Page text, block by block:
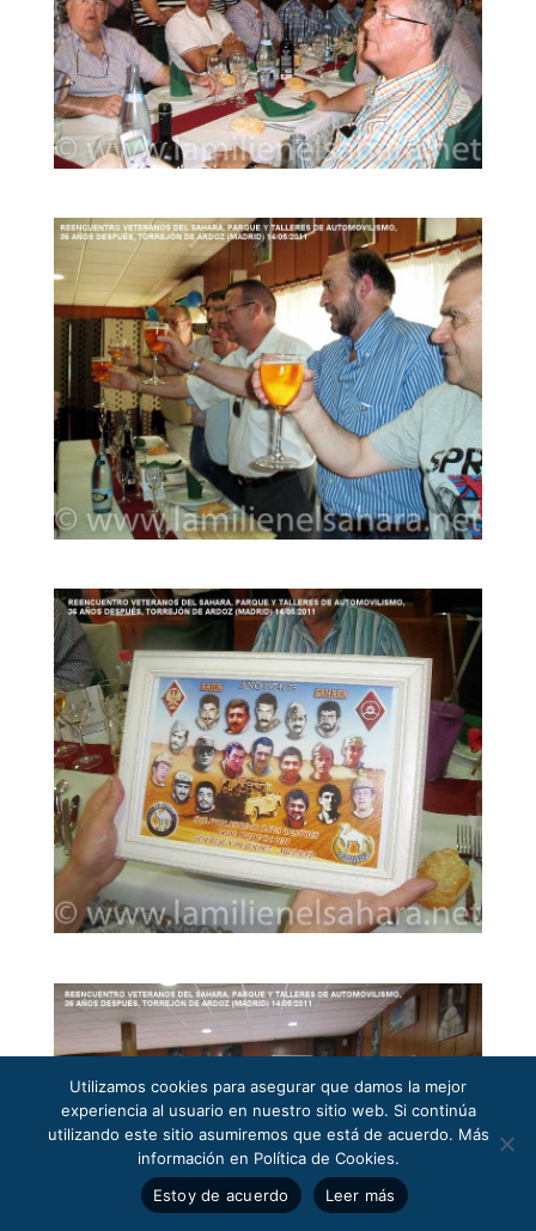
Utilizamos cookies para asegurar que damos la mejor
experiencia al usuario en nuestro sitio web. Si continúa
utilizando este sitio asumiremos que está de acuerdo. Más
información en Política de Cookies.
Estoy de acuerdo
Leer más